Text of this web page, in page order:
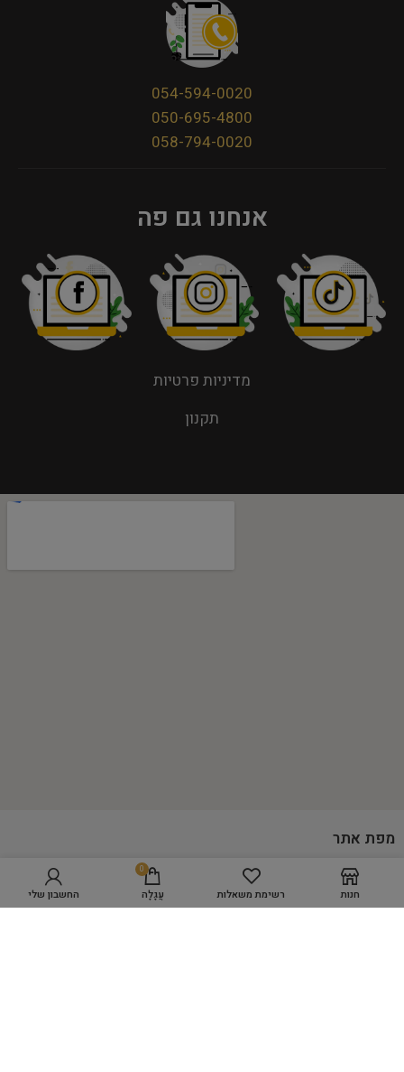
054-594-0020
050-695-4800
058-794-0020
אנחנו גם פה
מדיניות פרטיות
תקנון
מפת אתר
GROOMING ACADEMY
חנות רשימת משאלות
0
עֲגָלָה החשבון שלי